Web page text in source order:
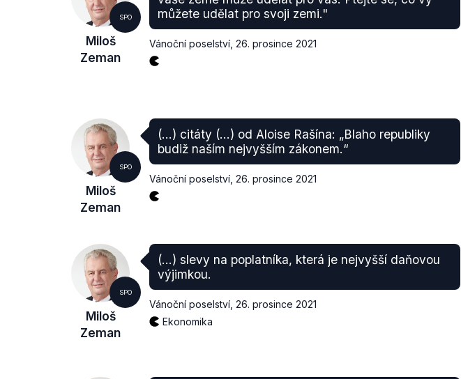
SPO
Miloš
Zeman
můžete udělat pro svoji zemi."
Vánoční poselství 26. prosince 2021
SPO
Miloš
Zeman
(...) citáty (...) od Aloise Rašína: „Blaho republiky
budiž naším nejvyšším zákonem.“
Vánoční poselství 26. prosince 2021
SPO
Miloš
Zeman
(...) slevy na poplatníka, která je nejvyšší daňovou
výjimkou.
Vánoční poselství 26. prosince 2021
Ekonomika